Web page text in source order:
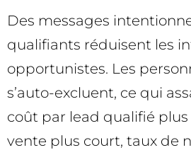
Des messages
qualifiants réduisent les
opportunistes. Les
s’auto-excluent, ce qui
coût par lead qualifié plus
vente plus court, taux de